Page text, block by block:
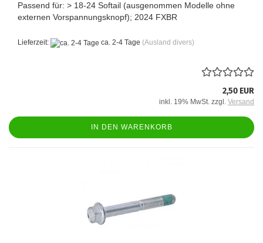
Passend für: > 18-24 Softail (ausgenommen Modelle ohne
externen Vorspannungsknopf); 2024 FXBR
Lieferzeit: ca. 2-4 Tage (Ausland divers)
2,50 EUR
inkl. 19% MwSt. zzgl. Versand
IN DEN WARENKORB